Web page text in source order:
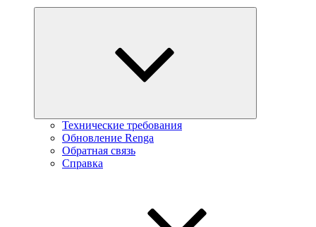
Технические требования
Обновление Renga
Обратная связь
Справка